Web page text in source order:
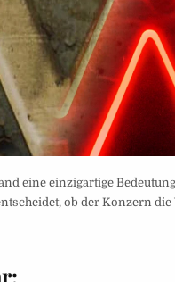
eine einzigartige
ob der Konzern die